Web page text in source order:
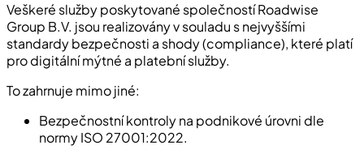
Veškeré služby poskytované společností Roadwise
Group B.V. jsou realizovány v souladu s nejvyššími
standardy bezpečnosti a shody (compliance), které platí
pro digitální mýtné a platební služby.
To zahrnuje mimo jiné:
Bezpečnostní kontroly na podnikové úrovni dle
normy ISO 27001:2022.